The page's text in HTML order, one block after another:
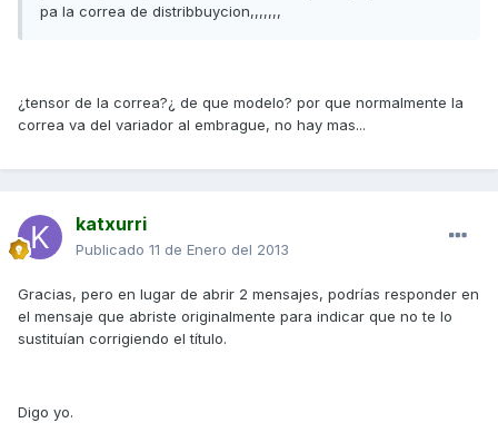
pa la correa de distribbuycion,,,,,,,
¿tensor de la correa?¿ de que modelo? por que normalmente la
correa va del variador al embrague, no hay mas...
katxurri
Publicado 11 de Enero del 2013
Gracias, pero en lugar de abrir 2 mensajes, podrías responder en
el mensaje que abriste originalmente para indicar que no te lo
sustituían corrigiendo el título.
Digo yo.